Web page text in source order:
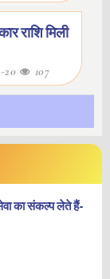
राशि मिली
20 107
का संकल्प लेते हैं-